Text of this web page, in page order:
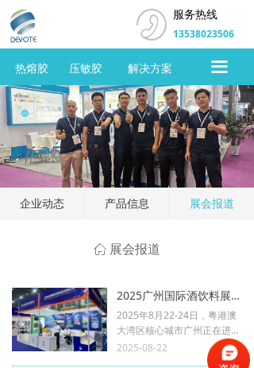
压敏胶 解决方案 끀
首页
关于同德
热熔胶
压敏胶
解决方案
新闻中心
在线留言
联系我们
热熔胶
服务热线
13538023506
2025广州国际酒饮料展，同德已就位！
2025年8月22-24日，粤港澳
大湾区核心城市广州正在进行
一场行业盛宴——BLFAasia2
025广州国际酒饮料制造设备
넶 167
2025-08-22
企业动态 产品信息 展会报道
ꀇ 展会报道